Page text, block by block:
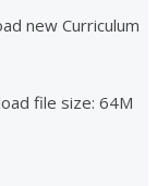
new Curriculum
file size: 64M